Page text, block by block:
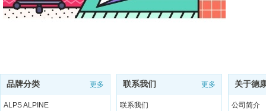
关于德
公司简介
品牌分类 更多
ALPS ALPINE
联系我们 更多
联系我们